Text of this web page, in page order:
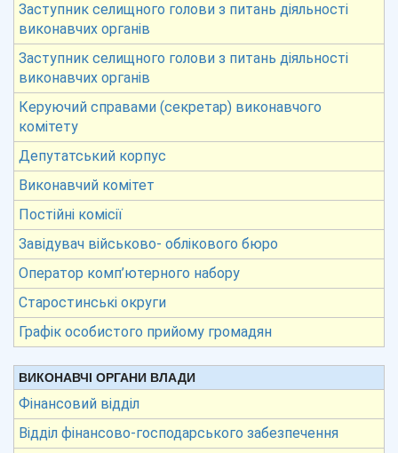
Заступник селищного голови з питань діяльності
виконавчих органів
Заступник селищного голови з питань діяльності
виконавчих органів
Керуючий справами (секретар) виконавчого
комітету
Депутатський корпус
Виконавчий комітет
Постійні комісії
Завідувач військово- облікового бюро
Оператор комп’ютерного набору
Старостинські округи
Графік особистого прийому громадян
ВИКОНАВЧІ ОРГАНИ ВЛАДИ
Фінансовий відділ
Відділ фінансово-господарського забезпечення